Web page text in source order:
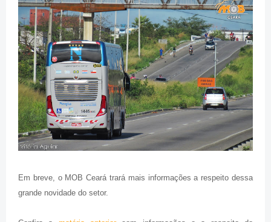
Em breve, o MOB Ceará trará mais informações a respeito dessa
grande novidade do setor.